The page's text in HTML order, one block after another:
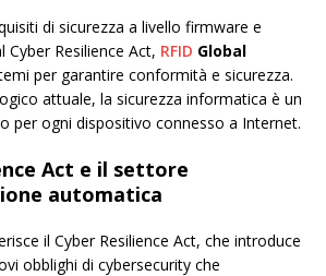
di sicurezza a livello firmware e
Resilience Act, RFID Global
per garantire conformità e sicurezza.
attuale, la sicurezza informatica è un
per ogni dispositivo connesso a Internet.
Act e il settore
automatica
il Cyber Resilience Act, che introduce
obblighi di cybersecurity che